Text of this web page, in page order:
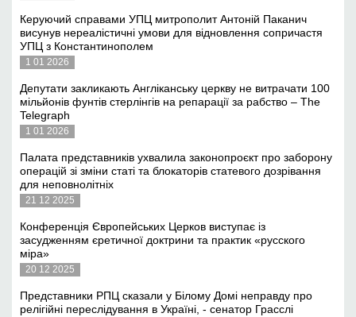
Керуючий справами УПЦ митрополит Антоній Паканич
висунув нереалістичні умови для відновлення сопричастя
УПЦ з Константинополем
1 01 2026
Депутати закликають Англіканську церкву не витрачати 100
мільйонів фунтів стерлінгів на репарації за рабство – The
Telegraph
1 01 2026
Палата представників ухвалила законопроєкт про заборону
операцій зі зміни статі та блокаторів статевого дозрівання
для неповнолітніх
21 12 2025
Конференція Європейських Церков виступає із
засудженням єретичної доктрини та практик «русского
міра»
20 12 2025
Представники РПЦ сказали у Білому Домі неправду про
релігійні переслідування в Україні, - сенатор Грасслі